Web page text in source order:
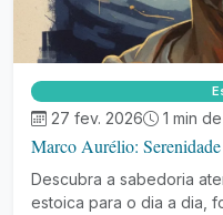
27 fev. 2026 1 min
Marco Aurélio:
Descubra a sabedoria
estoica para o dia a dia,